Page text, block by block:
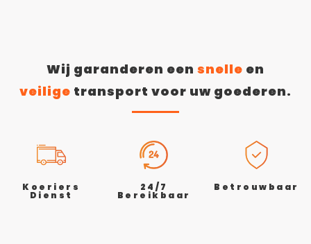
Wij garanderen een snelle en
veilige transport voor uw goederen.
Koeriers
Dienst
24/7
Bereikbaar
Betrouwbaar